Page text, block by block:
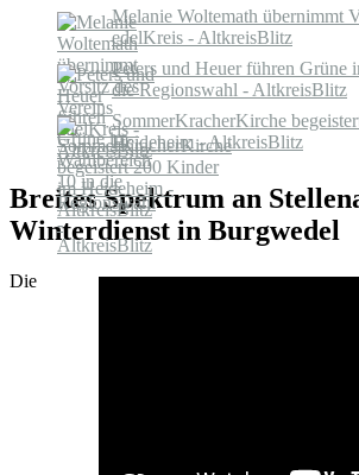
Melanie Woltemath übernimmt
edelKreis - AltkreisBlitz
Peters und Heuer führen Grüne
die Regionswahl - AltkreisBlitz
SommerKracherKirche
Heideheim - AltkreisBlitz
Breites Spektrum an
Winterdienst in Burgwedel
Die